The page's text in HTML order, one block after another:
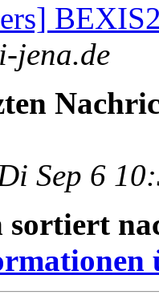
jena.de
Sep 6
sortiert